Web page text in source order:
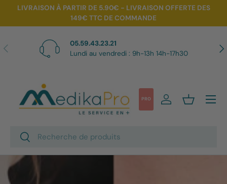
Aller au contenu
LIVRAISON À PARTIR DE 5.90€ - LIVRAISON OFFERTE DES
149€ TTC DE COMMANDE
Précédent
05.59.43.23.21
Lundi au vendredi : 9h-13h 14h-17h30
Recherche
Rechercher
PRO Se connecter
Panier
Menu